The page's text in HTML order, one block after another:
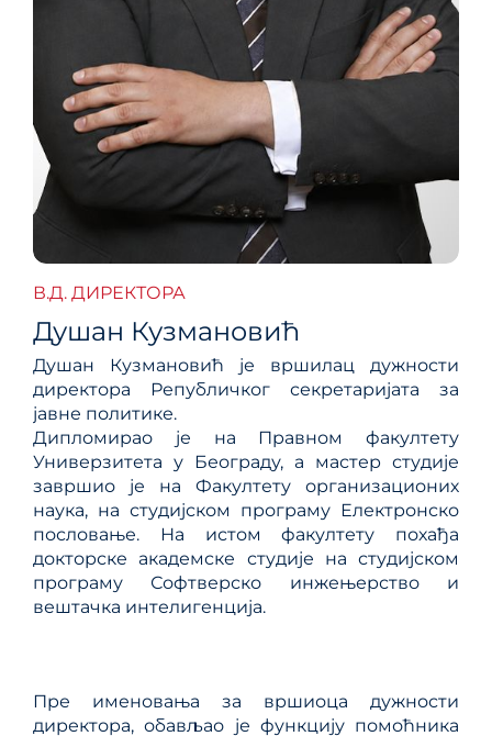
В.Д. ДИРЕКТОРА
Душан Кузмановић
Душан Кузмановић је вршилац дужности
директора Републичког секретаријата за
јавне политике.
Дипломирао је на Правном факултету
Универзитета у Београду, а мастер студије
завршио је на Факултету организационих
наука, на студијском програму Електронско
пословање. На истом факултету похађа
докторске академске студије на студијском
програму Софтверско инжењерство и
вештачка интелигенција.
Пре именовања за вршиоца дужности
директора, обављао је функцију помоћника